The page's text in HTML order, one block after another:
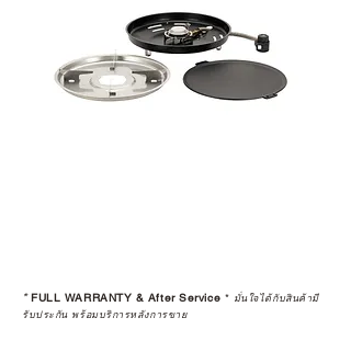
*FULL WARRANTY & After Service * มั่นใจได้กับสินค้ามี
รับประกัน พร้อมบริการหลังการขาย